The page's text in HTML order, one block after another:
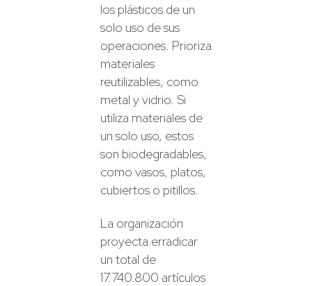
los plásticos de un
solo uso de sus
operaciones. Prioriza
materiales
reutilizables, como
metal y vidrio. Si
utiliza materiales de
un solo uso, estos
son biodegradables,
como vasos, platos,
cubiertos o pitillos.
La organización
proyecta erradicar
un total de
17.740.800 artículos